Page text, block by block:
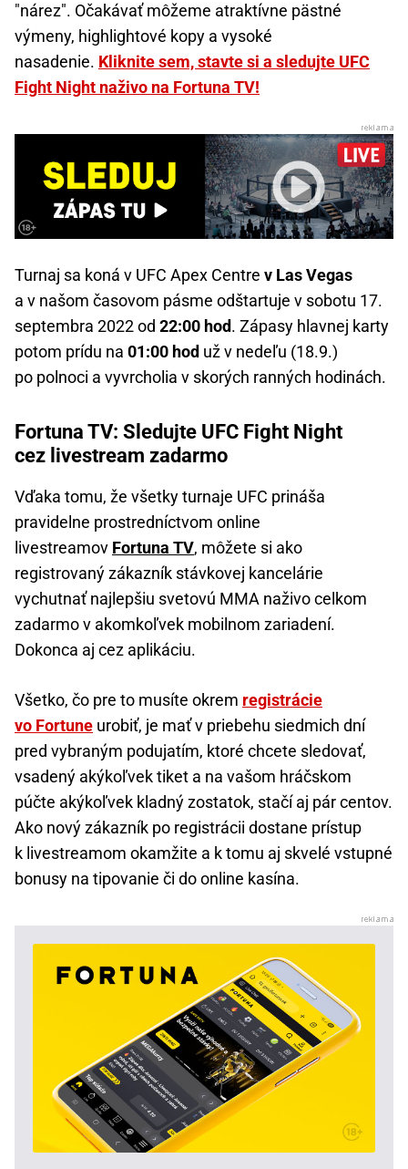
"nárez". Očakávať môžeme atraktívne pästné
výmeny, highlightové kopy a vysoké
nasadenie. Kliknite sem, stavte si a sledujte UFC
Fight Night naživo na Fortuna TV!
Turnaj sa koná v UFC Apex Centre v Las Vegas
a v našom časovom pásme odštartuje v sobotu 17.
septembra 2022 od 22:00 hod. Zápasy hlavnej karty
potom prídu na 01:00 hod už v nedeľu (18.9.)
po polnoci a vyvrcholia v skorých ranných hodinách.
Fortuna TV: Sledujte UFC Fight Night
cez livestream zadarmo
Vďaka tomu, že všetky turnaje UFC prináša
pravidelne prostredníctvom online
livestreamov Fortuna TV, môžete si ako
registrovaný zákazník stávkovej kancelárie
vychutnať najlepšiu svetovú MMA naživo celkom
zadarmo v akomkoľvek mobilnom zariadení.
Dokonca aj cez aplikáciu.
Všetko, čo pre to musíte okrem registrácie
vo Fortune urobiť, je mať v priebehu siedmich dní
pred vybraným podujatím, ktoré chcete sledovať,
vsadený akýkoľvek tiket a na vašom hráčskom
púčte akýkoľvek kladný zostatok, stačí aj pár centov.
Ako nový zákazník po registrácii dostane prístup
k livestreamom okamžite a k tomu aj skvelé vstupné
bonusy na tipovanie či do online kasína.